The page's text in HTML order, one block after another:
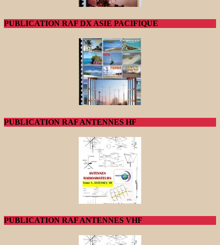
PUBLICATION RAF DX ASIE PACIFIQUE
PUBLICATION RAF ANTENNES HF
PUBLICATION RAF ANTENNES VHF